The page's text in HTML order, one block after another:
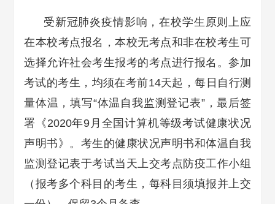
受新冠肺炎疫情影响，在校学生原则上应
在本校考点报名，本校无考点和非在校考生可
选择允许社会考生报考的考点进行报名。参加
考试的考生，均须在考前14天起，每日自行测
量体温，填写“体温自我监测登记表”，最后签
署《2020年9月全国计算机等级考试健康状况
声明书》。考生的健康状况声明书和体温自我
监测登记表于考试当天上交考点防疫工作小组
（报考多个科目的考生，每科目须填报并上交